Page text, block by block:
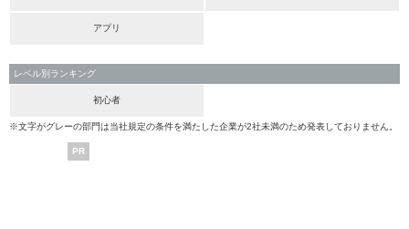
アプリ
レベル別ランキング
初心者
※文字がグレーの部門は当社規定の条件を満たした企業が2社未満のため発表しておりません。
PR